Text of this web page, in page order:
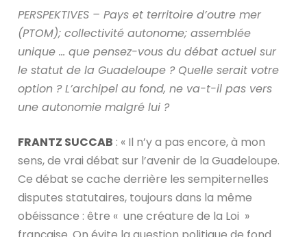
PERSPEKTIVES – Pays et territoire d’outre mer
(PTOM); collectivité autonome; assemblée
unique … que pensez-vous du débat actuel sur
le statut de la Guadeloupe ? Quelle serait votre
option ? L’archipel au fond, ne va-t-il pas vers
une autonomie malgré lui ?
FRANTZ SUCCAB : « Il n’y a pas encore, à mon
sens, de vrai débat sur l’avenir de la Guadeloupe.
Ce débat se cache derrière les sempiternelles
disputes statutaires, toujours dans la même
obéissance : être « une créature de la Loi »